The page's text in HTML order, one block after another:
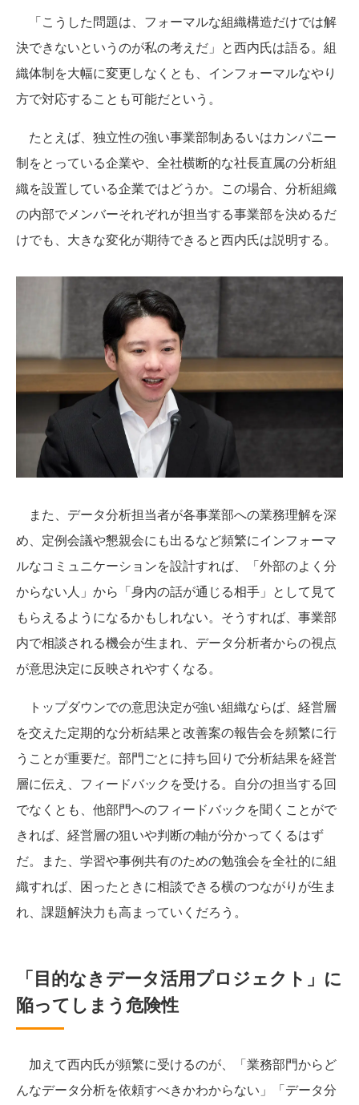
「こうした問題は、フォーマルな組織構造だけでは解
決できないというのが私の考えだ」と西内氏は語る。組
織体制を大幅に変更しなくとも、インフォーマルなやり
方で対応することも可能だという。
たとえば、独立性の強い事業部制あるいはカンパニー
制をとっている企業や、全社横断的な社長直属の分析組
織を設置している企業ではどうか。この場合、分析組織
の内部でメンバーそれぞれが担当する事業部を決めるだ
けでも、大きな変化が期待できると西内氏は説明する。
また、データ分析担当者が各事業部への業務理解を深
め、定例会議や懇親会にも出るなど頻繁にインフォーマ
ルなコミュニケーションを設計すれば、「外部のよく分
からない人」から「身内の話が通じる相手」として見て
もらえるようになるかもしれない。そうすれば、事業部
内で相談される機会が生まれ、データ分析者からの視点
が意思決定に反映されやすくなる。
トップダウンでの意思決定が強い組織ならば、経営層
を交えた定期的な分析結果と改善案の報告会を頻繁に行
うことが重要だ。部門ごとに持ち回りで分析結果を経営
層に伝え、フィードバックを受ける。自分の担当する回
でなくとも、他部門へのフィードバックを聞くことがで
きれば、経営層の狙いや判断の軸が分かってくるはず
だ。また、学習や事例共有のための勉強会を全社的に組
織すれば、困ったときに相談できる横のつながりが生ま
れ、課題解決力も高まっていくだろう。
「目的なきデータ活用プロジェクト」に
陥ってしまう危険性
加えて西内氏が頻繁に受けるのが、「業務部門からど
んなデータ分析を依頼すべきかわからない」「データ分